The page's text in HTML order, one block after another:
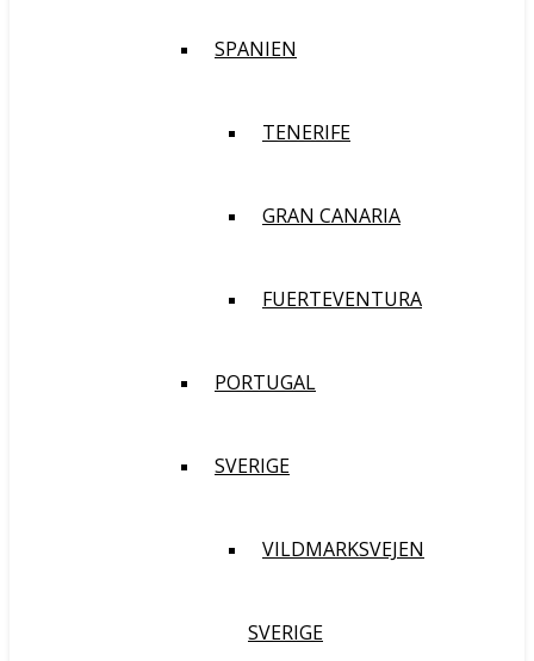
SPANIEN
TENERIFE
GRAN CANARIA
FUERTEVENTURA
PORTUGAL
SVERIGE
VILDMARKSVEJEN
SVERIGE